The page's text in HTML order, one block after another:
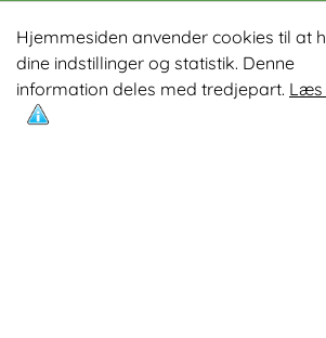
Hjemmesiden anvender cookies til at
dine indstillinger og statistik. Denne
information deles med tredjepart. Læs
Populære produkter
Odin R900 Romaskine
Odin S900 Spinningcykel